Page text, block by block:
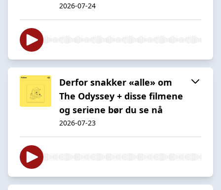
2026-07-24
Derfor snakker «alle» om
The Odyssey + disse filmene
og seriene bør du se nå
2026-07-23